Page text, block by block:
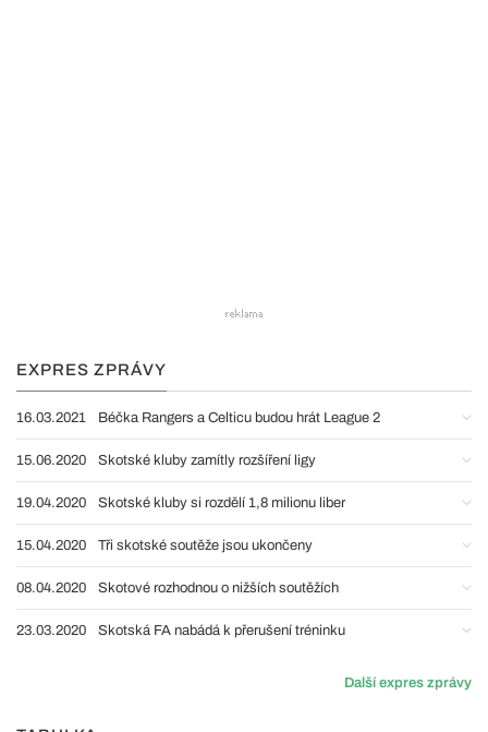
EXPRES ZPRÁVY
16.03.2021 Béčka Rangers a Celticu budou hrát League 2
15.06.2020 Skotské kluby zamítly rozšíření ligy
19.04.2020 Skotské kluby si rozdělí 1,8 milionu liber
15.04.2020 Tři skotské soutěže jsou ukončeny
08.04.2020 Skotové rozhodnou o nižších soutěžích
23.03.2020 Skotská FA nabádá k přerušení tréninku
Další expres zprávy